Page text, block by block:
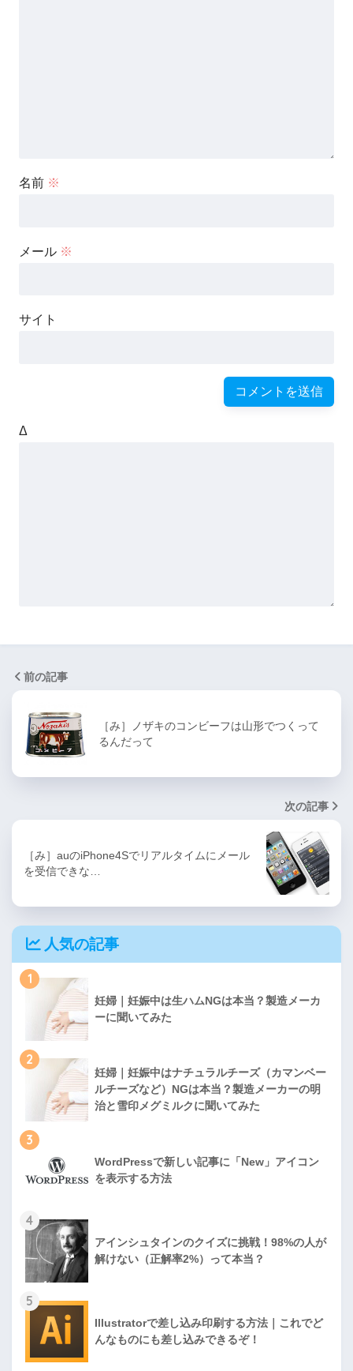
名前 ※
メール ※
サイト
Δ
前の記事
［み］ノザキのコンビーフは山形でつくって
るんだって
次の記事
［み］auのiPhone4Sでリアルタイムにメール
を受信できな…
人気の記事
1
妊婦｜妊娠中は生ハムNGは本当？製造メーカ
ーに聞いてみた
2
妊婦｜妊娠中はナチュラルチーズ（カマンベー
ルチーズなど）NGは本当？製造メーカーの明
治と雪印メグミルクに聞いてみた
3
WordPressで新しい記事に「New」アイコン
を表示する方法
4
アインシュタインのクイズに挑戦！98%の人が
解けない（正解率2%）って本当？
5
Illustratorで差し込み印刷する方法｜これでど
んなものにも差し込みできるぞ！